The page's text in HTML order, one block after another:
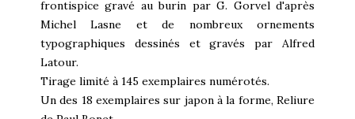
frontispice gravé au burin par G. Gorvel d'après
Michel Lasne et de nombreux ornements
typographiques dessinés et gravés par Alfred
Latour.
Tirage limité à 145 exemplaires numérotés.
Un des 18 exemplaires sur japon à la forme, Reliure